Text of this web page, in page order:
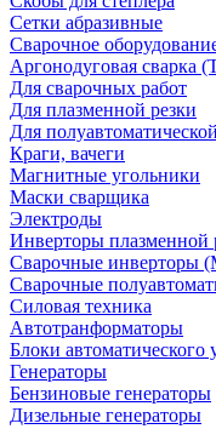
Сетки абразивные
Сварочное
Аргонодуговая сварка
Для сварочных работ
Для плазменной резки
Для
Краги, вачеги
Магнитные угольники
Маски сварщика
Электроды
Инверторы плазменной
Сварочные инверторы
Сварочные
Силовая техника
Автотранформаторы
Блоки автоматического
Генераторы
Бензиновые генераторы
Дизельные генераторы